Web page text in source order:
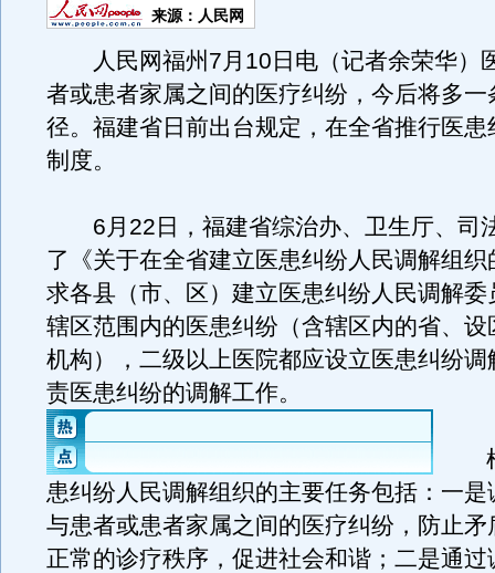
来源： 人民网
人民网福州7月10日电（记者余荣华）
者或患者家属之间的医疗纠纷，今后将多一
径。福建省日前出台规定，在全省推行医患
制度。
6月22日，福建省综治办、卫生厅、司
了《关于在全省建立医患纠纷人民调解组织
求各县（市、区）建立医患纠纷人民调解委
辖区范围内的医患纠纷（含辖区内的省、设
机构），二级以上医院都应设立医患纠纷调
责医患纠纷的调解工作。
根
患纠纷人民调解组织的主要任务包括：一是
与患者或患者家属之间的医疗纠纷，防止矛
正常的诊疗秩序，促进社会和谐；二是通过